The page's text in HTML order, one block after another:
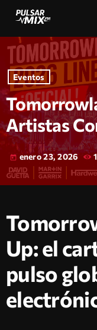
Eventos
Artistas
today enero 23, 2026
Up: el
pulso